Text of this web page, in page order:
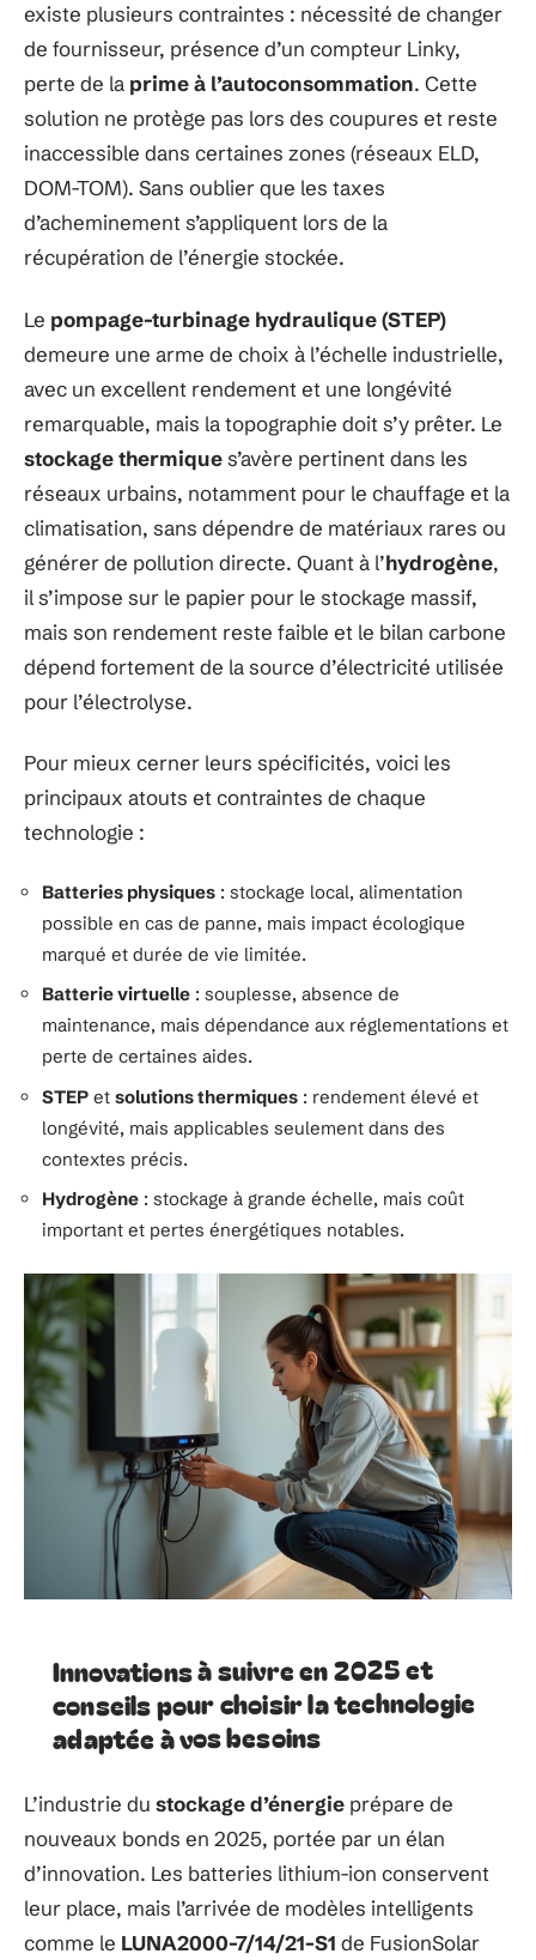
existe plusieurs contraintes : nécessité de changer
de fournisseur, présence d’un compteur Linky,
perte de la prime à l’autoconsommation. Cette
solution ne protège pas lors des coupures et reste
inaccessible dans certaines zones (réseaux ELD,
DOM-TOM). Sans oublier que les taxes
d’acheminement s’appliquent lors de la
récupération de l’énergie stockée.
Le pompage-turbinage hydraulique (STEP)
demeure une arme de choix à l’échelle industrielle,
avec un excellent rendement et une longévité
remarquable, mais la topographie doit s’y prêter. Le
stockage thermiques’avère pertinent dans les
réseaux urbains, notamment pour le chauffage et la
climatisation, sans dépendre de matériaux rares ou
générer de pollution directe. Quant à l’hydrogène,
il s’impose sur le papier pour le stockage massif,
mais son rendement reste faible et le bilan carbone
dépend fortement de la source d’électricité utilisée
pour l’électrolyse.
Pour mieux cerner leurs spécificités, voici les
principaux atouts et contraintes de chaque
technologie :
Batteries physiques : stockage local, alimentation
possible en cas de panne, mais impact écologique
marqué et durée de vie limitée.
Batterie virtuelle : souplesse, absence de
maintenance, mais dépendance aux réglementations et
perte de certaines aides.
STEP et solutions thermiques : rendement élevé et
longévité, mais applicables seulement dans des
contextes précis.
Hydrogène : stockage à grande échelle, mais coût
important et pertes énergétiques notables.
Innovations à suivre en 2025 et
conseils pour choisir la technologie
adaptée à vos besoins
L’industrie du stockage d’énergie prépare de
nouveaux bonds en 2025, portée par un élan
d’innovation. Les batteries lithium-ion conservent
leur place, mais l’arrivée de modèles intelligents
comme le LUNA2000-7/14/21-S1 de FusionSolar